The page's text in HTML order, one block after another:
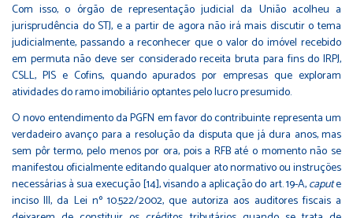
Com isso, o órgão de representação judicial da União acolheu a
jurisprudência do STJ, e a partir de agora não irá mais discutir o tema
judicialmente, passando a reconhecer que o valor do imóvel recebido
em permuta não deve ser considerado receita bruta para fins do IRPJ,
CSLL, PIS e Cofins, quando apurados por empresas que exploram
atividades do ramo imobiliário optantes pelo lucro presumido.
O novo entendimento da PGFN em favor do contribuinte representa um
verdadeiro avanço para a resolução da disputa que já dura anos, mas
sem pôr termo, pelo menos por ora, pois a RFB até o momento não se
manifestou oficialmente editando qualquer ato normativo ou instruções
necessárias à sua execução[14], visando a aplicação do art. 19-A,capute
inciso III, da Lei nº 10.522/2002, que autoriza aos auditores fiscais a